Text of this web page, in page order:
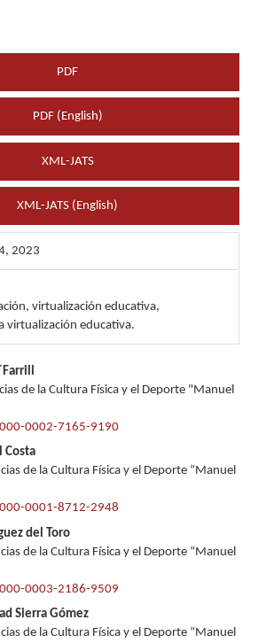
PDF
PDF (English)
XML-JATS
XML-JATS (English)
2023
virtualización educativa,
virtualización educativa.
de la Cultura Física y el Deporte "Manuel
0002-7165-9190
Costa
de la Cultura Física y el Deporte “Manuel
0001-8712-2948
del Toro
de la Cultura Física y el Deporte “Manuel
0003-2186-9509
Sierra Gómez
de la Cultura Física y el Deporte “Manuel